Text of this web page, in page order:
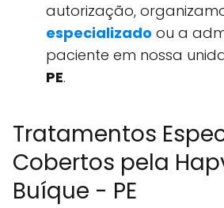
autorização,
especializado ou a
paciente em nossa
PE.
Tratamentos
Cobertos pela
Buíque - PE